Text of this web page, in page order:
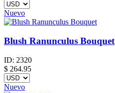
Nuevo
Blush Ranunculus Bouquet
ID: 2320
$ 264.95
Nuevo